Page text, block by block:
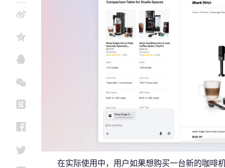
在实际使用中，用户如果想购买一台新的咖啡